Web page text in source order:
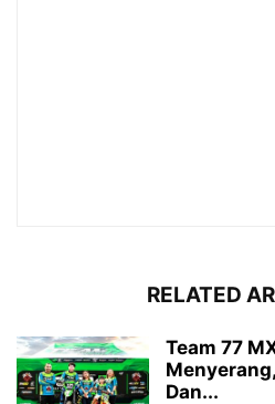
RELATED
Team 77
Dan...